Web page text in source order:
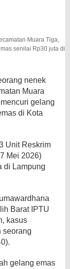
Muara Tiga,
senilai Rp30 juta di
nenek
Muara
gelang
di Kota
Unit Reskrim
Mei 2026)
di Lampung
Barat IPTU
kasus
seorang
gelang emas